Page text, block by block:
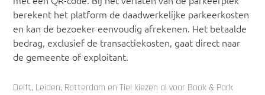
berekent het platform de daadwerkelijke parkeerkosten
en kan de bezoeker eenvoudig afrekenen. Het betaalde
bedrag, exclusief de transactiekosten, gaat direct naar
de gemeente of exploitant.
Delft, Leiden, Rotterdam en Tiel kiezen al voor Book & Park